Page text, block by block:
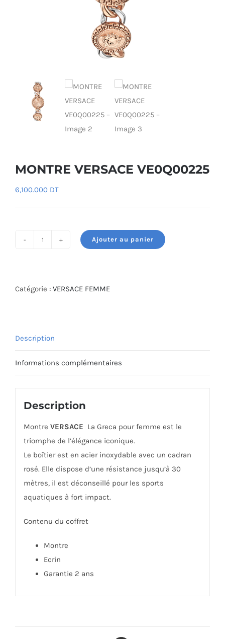
MONTRE VERSACE VE0Q00225
6,100.000 DT
VERSACE
Ajouter au panier
Catégorie : VERSACE FEMME
Description
Informations complémentaires
Description
Montre VERSACE La Greca pour femme est le
triomphe de l’élégance iconique.
Le boîtier est en acier inoxydable avec un cadran
rosé. Elle dispose d’une résistance jusqu’à 30
mètres, il est déconseillé pour les sports
aquatiques à fort impact.
Contenu du coffret
Montre
Ecrin
Garantie 2 ans